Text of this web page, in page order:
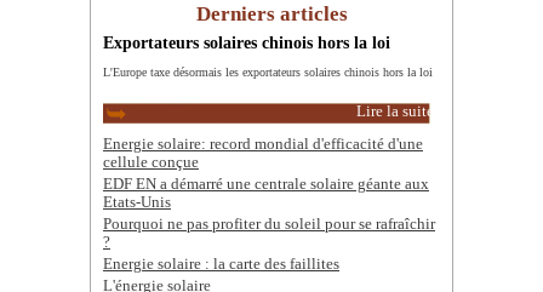
Derniers articles
Exportateurs solaires chinois hors la loi
L'Europe taxe désormais les exportateurs solaires chinois hors la loi
Lire la suite
Energie solaire: record mondial d'efficacité d'une
cellule conçue
EDF EN a démarré une centrale solaire géante aux
Etats-Unis
Pourquoi ne pas profiter du soleil pour se rafraîchir
?
Energie solaire : la carte des faillites
L'énergie solaire